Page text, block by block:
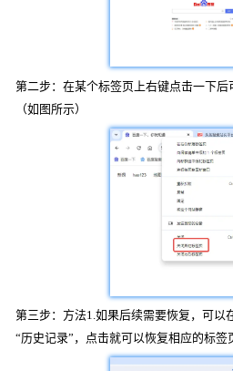
第二步：在某个标签页上右键点击一下后
（如图所示）
第三步：方法1.如果后续需要恢复，可以
“历史记录”，点击就可以恢复相应的标签